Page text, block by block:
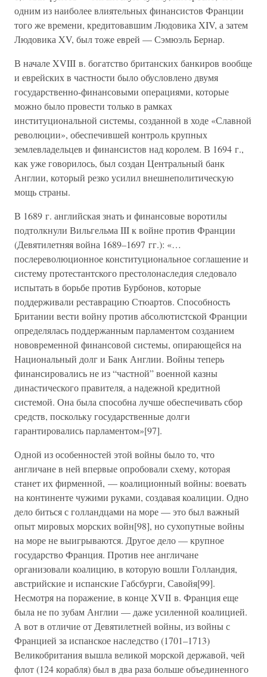
одним из наиболее влиятельных финансистов Франции
того же времени, кредитовавшим Людовика XIV, а затем
Людовика XV, был тоже еврей — Сэмюэль Бернар.
В начале XVIII в. богатство британских банкиров вообще
и еврейских в частности было обусловлено двумя
государственно-финансовыми операциями, которые
можно было провести только в рамках
институциональной системы, созданной в ходе «Славной
революции», обеспечившей контроль крупных
землевладельцев и финансистов над королем. В 1694 г.,
как уже говорилось, был создан Центральный банк
Англии, который резко усилил внешнеполитическую
мощь страны.
В 1689 г. английская знать и финансовые воротилы
подтолкнули Вильгельма III к войне против Франции
(Девятилетняя война 1689–1697 гг.): «…
послереволюционное конституциональное соглашение и
систему протестантского престолонаследия следовало
испытать в борьбе против Бурбонов, которые
поддерживали реставрацию Стюартов. Способность
Британии вести войну против абсолютистской Франции
определялась поддержанным парламентом созданием
нововременной финансовой системы, опирающейся на
Национальный долг и Банк Англии. Войны теперь
финансировались не из “частной” военной казны
династического правителя, а надежной кредитной
системой. Она была способна лучше обеспечивать сбор
средств, поскольку государственные долги
гарантировались парламентом»[97].
Одной из особенностей этой войны было то, что
англичане в ней впервые опробовали схему, которая
станет их фирменной, — коалиционный войны: воевать
на континенте чужими руками, создавая коалиции. Одно
дело биться с голландцами на море — это был важный
опыт мировых морских войн[98], но сухопутные войны
на море не выигрываются. Другое дело — крупное
государство Франция. Против нее англичане
организовали коалицию, в которую вошли Голландия,
австрийские и испанские Габсбурги, Савойя[99].
Несмотря на поражение, в конце XVII в. Франция еще
была не по зубам Англии — даже усиленной коалицией.
А вот в отличие от Девятилетней войны, из войны с
Францией за испанское наследство (1701–1713)
Великобритания вышла великой морской державой, чей
флот (124 корабля) был в два раза больше объединенного